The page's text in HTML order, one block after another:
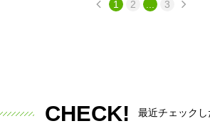
1 2 3
CHECK! 最近チェック